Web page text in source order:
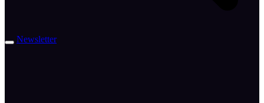
Newsletter